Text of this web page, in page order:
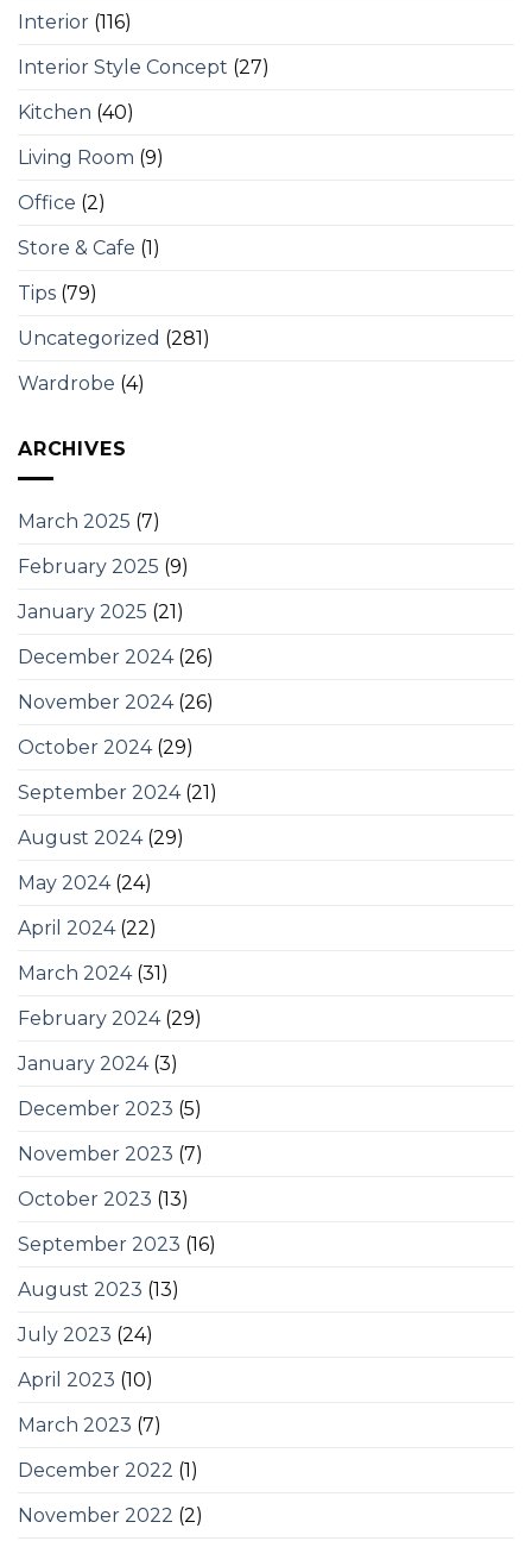
Interior (116)
Interior Style Concept (27)
Kitchen (40)
Living Room (9)
Office (2)
Store & Cafe (1)
Tips (79)
Uncategorized (281)
Wardrobe (4)
ARCHIVES
March 2025 (7)
February 2025 (9)
January 2025 (21)
December 2024(26)
November 2024(26)
October 2024(29)
September 2024(21)
August 2024(29)
May 2024(24)
April 2024(22)
March 2024(31)
February 2024(29)
January 2024(3)
December 2023 (5)
November 2023 (7)
October 2023 (13)
September 2023 (16)
August 2023 (13)
July 2023 (24)
April 2023 (10)
March 2023 (7)
December 2022 (1)
November 2022 (2)